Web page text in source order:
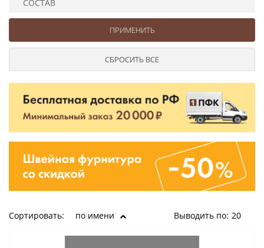
СОСТАВ
Сортировать: по имени Выводить по: 20
Ушковые
Шторные
Цепочки шарики с замком
Ткани
Шнуры